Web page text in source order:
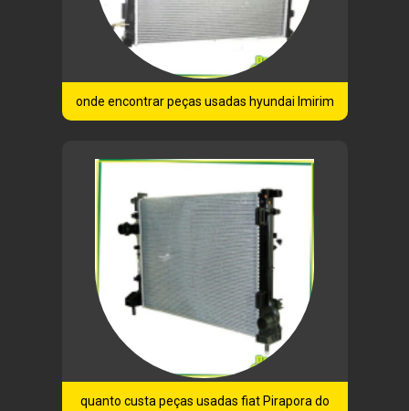
onde encontrar peças usadas hyundai Imirim
quanto custa peças usadas fiat Pirapora do